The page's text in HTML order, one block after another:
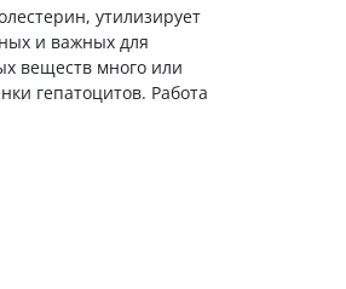
утилизирует
и важных для
веществ много или
гепатоцитов. Работа